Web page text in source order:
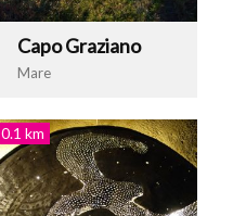
Capo Graziano
Mare
0.1 km